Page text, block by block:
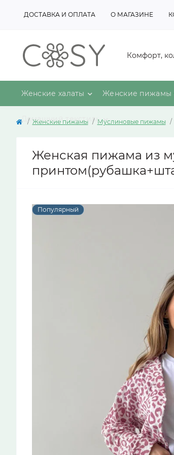
ДОСТАВКА И ОПЛАТА О МАГАЗИНЕ
Комфорт,
Женские халаты Женские пижамы
Домашний текстиль
Женские пижамы Муслиновые пижамы
Женская пижама из
Популярный